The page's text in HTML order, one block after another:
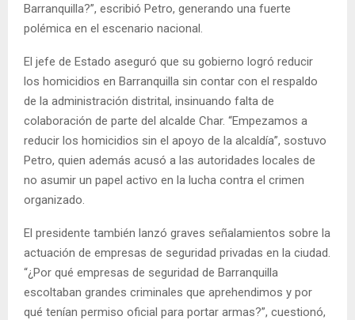
Barranquilla?”, escribió Petro, generando una fuerte
polémica en el escenario nacional.
El jefe de Estado aseguró que su gobierno logró reducir
los homicidios en Barranquilla sin contar con el respaldo
de la administración distrital, insinuando falta de
colaboración de parte del alcalde Char. “Empezamos a
reducir los homicidios sin el apoyo de la alcaldía”, sostuvo
Petro, quien además acusó a las autoridades locales de
no asumir un papel activo en la lucha contra el crimen
organizado.
El presidente también lanzó graves señalamientos sobre la
actuación de empresas de seguridad privadas en la ciudad.
“¿Por qué empresas de seguridad de Barranquilla
escoltaban grandes criminales que aprehendimos y por
qué tenían permiso oficial para portar armas?”, cuestionó,